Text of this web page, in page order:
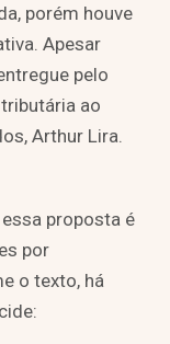
porém houve
Apesar
pelo
ao
Arthur Lira.
proposta é
por
o texto, há